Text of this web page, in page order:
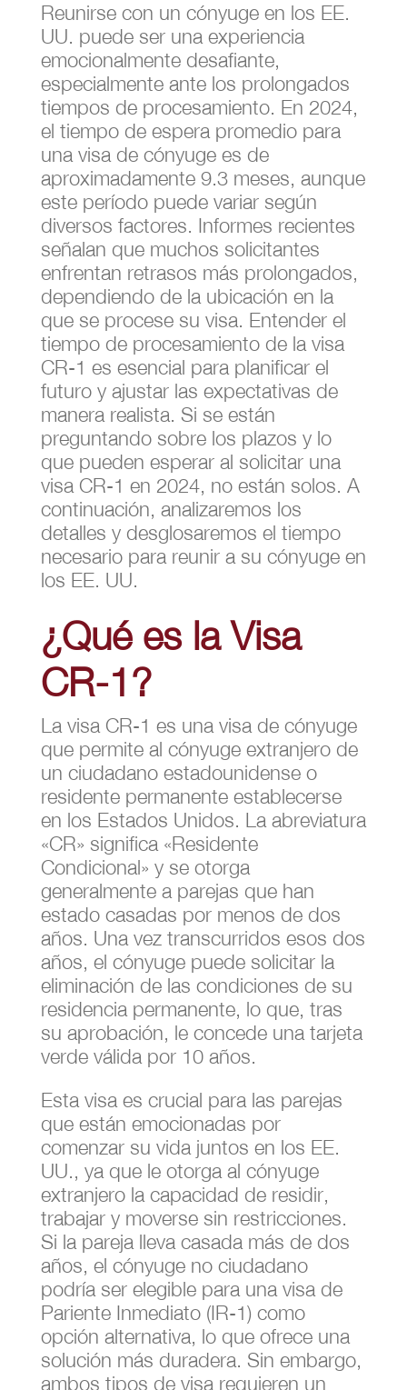
Reunirse con un cónyuge en los EE.
UU. puede ser una experiencia
emocionalmente desafiante,
especialmente ante los prolongados
tiempos de procesamiento. En 2024,
el tiempo de espera promedio para
una visa de cónyuge es de
aproximadamente 9.3 meses, aunque
este período puede variar según
diversos factores. Informes recientes
señalan que muchos solicitantes
enfrentan retrasos más prolongados,
dependiendo de la ubicación en la
que se procese su visa. Entender el
tiempo de procesamiento de la visa
CR-1 es esencial para planificar el
futuro y ajustar las expectativas de
manera realista. Si se están
preguntando sobre los plazos y lo
que pueden esperar al solicitar una
visa CR-1 en 2024, no están solos. A
continuación, analizaremos los
detalles y desglosaremos el tiempo
necesario para reunir a su cónyuge en
los EE. UU.
¿Qué es la Visa
CR-1?
La visa CR-1 es una visa de cónyuge
que permite al cónyuge extranjero de
un ciudadano estadounidense o
residente permanente establecerse
en los Estados Unidos. La abreviatura
«CR» significa «Residente
Condicional» y se otorga
generalmente a parejas que han
estado casadas por menos de dos
años. Una vez transcurridos esos dos
años, el cónyuge puede solicitar la
eliminación de las condiciones de su
residencia permanente, lo que, tras
su aprobación, le concede una tarjeta
verde válida por 10 años.
Esta visa es crucial para las parejas
que están emocionadas por
comenzar su vida juntos en los EE.
UU., ya que le otorga al cónyuge
extranjero la capacidad de residir,
trabajar y moverse sin restricciones.
Si la pareja lleva casada más de dos
años, el cónyuge no ciudadano
podría ser elegible para una visa de
Pariente Inmediato (IR-1) como
opción alternativa, lo que ofrece una
solución más duradera. Sin embargo,
ambos tipos de visa requieren un